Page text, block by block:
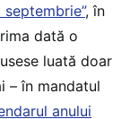
, în
dată o
luată doar
– în mandatul
anului